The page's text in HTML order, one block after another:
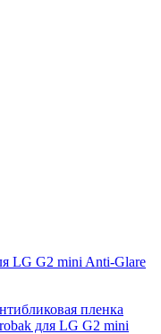
LG G2 mini Anti-Glare
пленка
для LG G2 mini